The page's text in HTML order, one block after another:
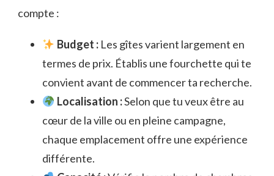
compte :
Budget :Les gîtes varient largement en
termes de prix. Établis une fourchette qui te
convient avant de commencer ta recherche.
Localisation :Selon que tu veux être au
cœur de la ville ou en pleine campagne,
chaque emplacement offre une expérience
différente.